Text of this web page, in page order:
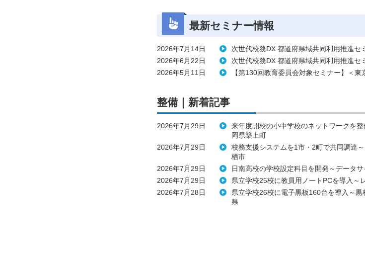
最新セミナー情報
2026年7月14日
次世代校務DX 都道府県域共同利用推進
2026年6月22日
次世代校務DX 都道府県域共同利用推進
2026年5月11日
【第130回教育委員会対象セミナー】＜
整備｜新着記事
2026年7月29日
来年度開校の小中学校のネットワークを
岡県築上町
2026年7月29日
校務支援システムを1市・2町で共同調達
栖市
2026年7月29日
日南高校の学校設定科目を開発～データ
2026年7月29日
県立学校25校に教員用ノートPCを導入～
2026年7月28日
県立学校26校に電子黒板160台を導入～
県